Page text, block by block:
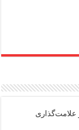
علامت‌گذاری